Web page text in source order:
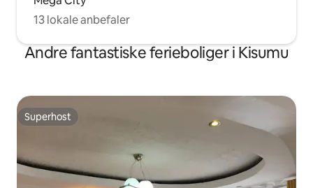
13 lokale anbefaler
Andre fantastiske ferieboliger i Kisumu
Superhost
Superhost